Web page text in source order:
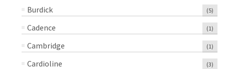
Burdick (5)
Cadence (1)
Cambridge (1)
Cardioline (3)